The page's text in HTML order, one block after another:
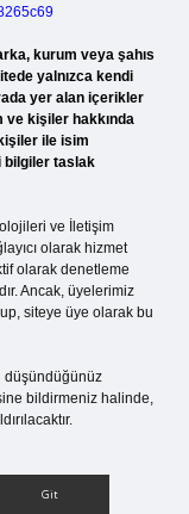
kurum veya şahıs
yalnızca kendi
yer alan içerikler
ve kişiler hakkında
ile isim
bilgiler taslak
ve İletişim
olarak hizmet
olarak denetleme
Ancak, üyelerimiz
siteye üye olarak bu
düşündüğünüz
bildirmeniz halinde,